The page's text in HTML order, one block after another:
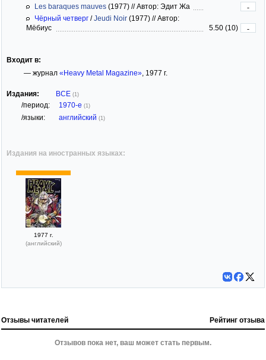
Les baraques mauves (1977) //Автор: Эдит Жа
-
Чёрный четверг /Jeudi Noir (1977) //Автор:
Мёбиус
5.50 (10) -
Входит в:
— журнал «Heavy Metal Magazine», 1977 г.
Издания: ВСЕ (1)
/период: 1970-е (1)
/языки: английский (1)
Издания на иностранных языках:
1977 г.
(английский)
Отзывы читателей Рейтинг отзыва
Отзывов пока нет, ваш может стать первым.